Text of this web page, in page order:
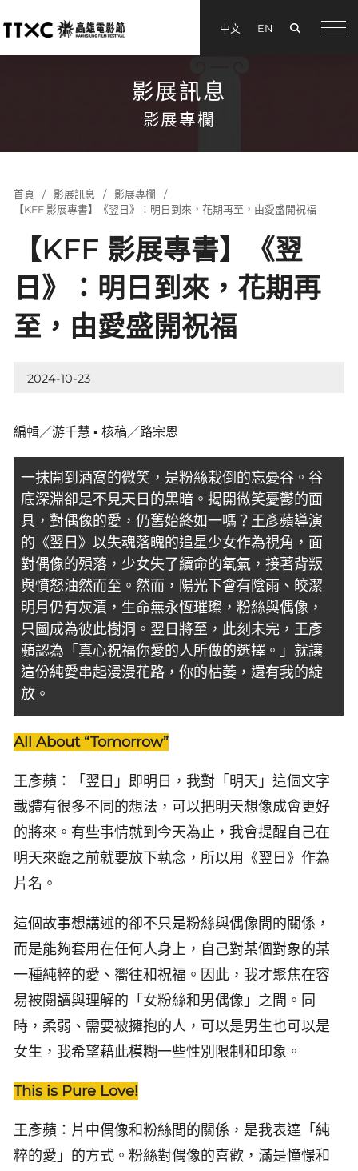
中文 EN
影展訊息
影展專欄
首頁 影展訊息
影展專欄
【KFF 影展專書】《翌日》：明日到來，花期再至，由愛盛開祝福
【KFF 影展專書】《翌
日》：明日到來，花期再
至，由愛盛開祝福
2024-10-23
編輯／游千慧 ▪ 核稿／路宗恩
一抹開到酒窩的微笑，是粉絲栽倒的忘憂谷。谷
底深淵卻是不見天日的黑暗。揭開微笑憂鬱的面
具，對偶像的愛，仍舊始終如一嗎？王彥蘋導演
的《翌日》以失魂落魄的追星少女作為視角，面
對偶像的殞落，少女失了續命的氧氣，接著背叛
與憤怒油然而至。然而，陽光下會有陰雨、皎潔
明月仍有灰漬，生命無永恆璀璨，粉絲與偶像，
只圖成為彼此樹洞。翌日將至，此刻未完，王彥
蘋認為「真心祝福你愛的人所做的選擇。」就讓
這份純愛串起漫漫花路，你的枯萎，還有我的綻
放。
All About “Tomorrow”
王彥蘋：「翌日」即明日，我對「明天」這個文字
載體有很多不同的想法，可以把明天想像成會更好
的將來。有些事情就到今天為止，我會提醒自己在
明天來臨之前就要放下執念，所以用《翌日》作為
片名。
這個故事想講述的卻不只是粉絲與偶像間的關係，
而是能夠套用在任何人身上，自己對某個對象的某
一種純粹的愛、嚮往和祝福。因此，我才聚焦在容
易被閱讀與理解的「女粉絲和男偶像」之間。同
時，柔弱、需要被擁抱的人，可以是男生也可以是
女生，我希望藉此模糊一些性別限制和印象。
This is Pure Love!
王彥蘋：片中偶像和粉絲間的關係，是我表達「純
粹的愛」的方式。粉絲對偶像的喜歡，滿是憧憬和